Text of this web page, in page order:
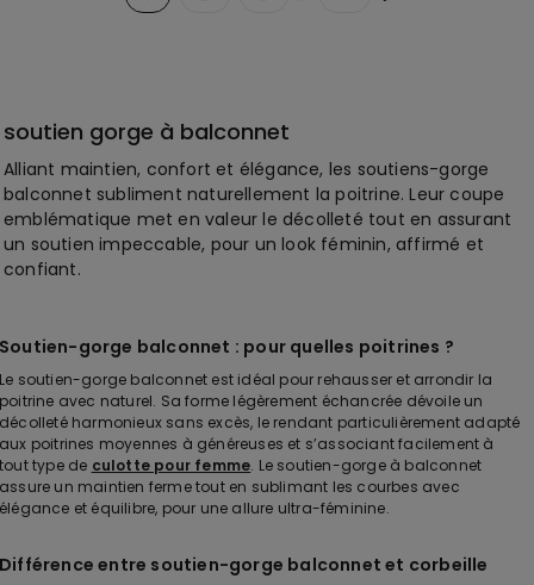
soutien gorge à balconnet
Alliant maintien, confort et élégance, les soutiens-gorge
balconnet subliment naturellement la poitrine. Leur coupe
emblématique met en valeur le décolleté tout en assurant
un soutien impeccable, pour un look féminin, affirmé et
confiant.
Soutien-gorge balconnet : pour quelles poitrines ?
Le soutien-gorge balconnet est idéal pour rehausser et arrondir la
poitrine avec naturel. Sa forme légèrement échancrée dévoile un
décolleté harmonieux sans excès, le rendant particulièrement adapté
aux poitrines moyennes à généreuses et s’associant facilement à
tout type de culotte pour femme. Le soutien-gorge à balconnet
assure un maintien ferme tout en sublimant les courbes avec
élégance et équilibre, pour une allure ultra-féminine.
Différence entre soutien-gorge balconnet et corbeille